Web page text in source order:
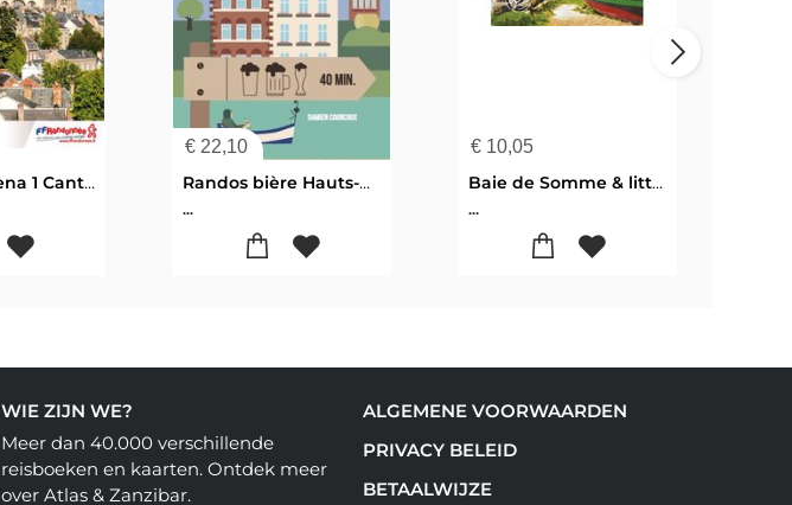
Via Francigena 1 Canterbury - Reims GR145 Engels/Frans 1450
€22,10
Randos bière Hauts-de-France
...
€ 10,05
Baie de Somme & littoral Hauts-de-France
...
WIE ZIJN WE?
Meer dan 40.000 verschillende
reisboeken en kaarten. Ontdek meer
over Atlas & Zanzibar.
ALGEMENE VOORWAARDEN
PRIVACY BELEID
BETAALWIJZE